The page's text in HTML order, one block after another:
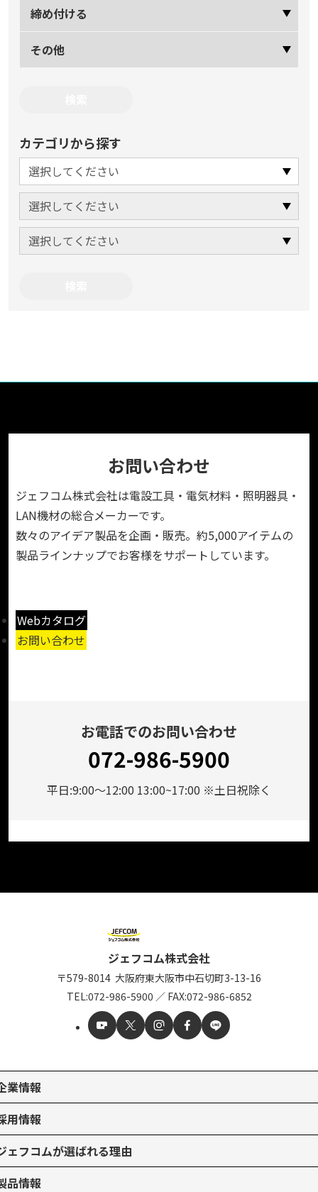
締め付ける
その他
カテゴリから探す
お問い合わせ
ジェフコム株式会社は電設工具・電気材料・照明器具・
LAN機材の総合メーカーです。
数々のアイデア製品を企画・販売。約5,000アイテムの
製品ラインナップでお客様をサポートしています。
Webカタログ
お問い合わせ
お電話でのお問い合わせ
072-986-5900
平日:9:00～12:00 13:00~17:00 ※土日祝除く
ジェフコム株式会社
〒579-8014 大阪府東大阪市中石切町3-13-16
TEL:072-986-5900 ／ FAX:072-986-6852
業情報
用情報
ェフコムが選ばれる理由
品情報